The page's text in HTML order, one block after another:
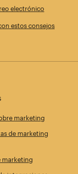
electrónico
estos consejos
marketing
de marketing
marketing